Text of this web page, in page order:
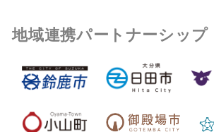
地域連携パートナーシップ